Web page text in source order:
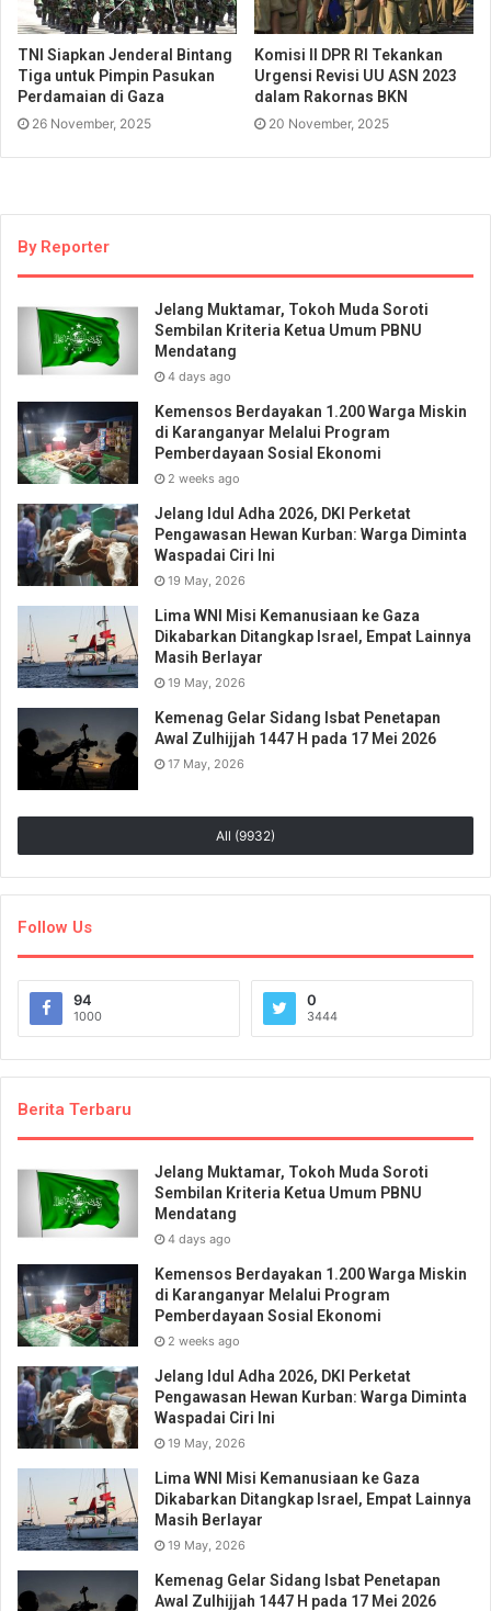
TNI Siapkan Jenderal Bintang
Tiga untuk Pimpin Pasukan
Perdamaian di Gaza
26 November, 2025
Komisi II DPR RI Tekankan
Urgensi Revisi UU ASN 2023
dalam Rakornas BKN
20 November, 2025
By Reporter
Jelang Muktamar, Tokoh Muda Soroti
Sembilan Kriteria Ketua Umum PBNU
Mendatang
4 days ago
Kemensos Berdayakan 1.200 Warga Miskin
di Karanganyar Melalui Program
Pemberdayaan Sosial Ekonomi
2 weeks ago
Jelang Idul Adha 2026, DKI Perketat
Pengawasan Hewan Kurban: Warga Diminta
Waspadai Ciri Ini
19 May, 2026
Lima WNI Misi Kemanusiaan ke Gaza
Dikabarkan Ditangkap Israel, Empat Lainnya
Masih Berlayar
19 May, 2026
Kemenag Gelar Sidang Isbat Penetapan
Awal Zulhijjah 1447 H pada 17 Mei 2026
17 May, 2026
All (9932)
Follow Us
94
1000
0
3444
Berita Terbaru
Jelang Muktamar, Tokoh Muda Soroti
Sembilan Kriteria Ketua Umum PBNU
Mendatang
4 days ago
Kemensos Berdayakan 1.200 Warga Miskin
di Karanganyar Melalui Program
Pemberdayaan Sosial Ekonomi
2 weeks ago
Jelang Idul Adha 2026, DKI Perketat
Pengawasan Hewan Kurban: Warga Diminta
Waspadai Ciri Ini
19 May, 2026
Lima WNI Misi Kemanusiaan ke Gaza
Dikabarkan Ditangkap Israel, Empat Lainnya
Masih Berlayar
19 May, 2026
Kemenag Gelar Sidang Isbat Penetapan
Awal Zulhijjah 1447 H pada 17 Mei 2026